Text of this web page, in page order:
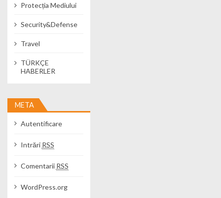
Protecția Mediului
Security&Defense
Travel
TÜRKÇE
HABERLER
META
Autentificare
Intrări RSS
Comentarii RSS
WordPress.org